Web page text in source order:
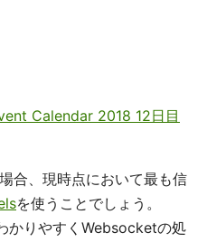
Calendar 2018 12日目
合、現時点において最も信
を使うことでしょう。
かりやすくWebsocketの処